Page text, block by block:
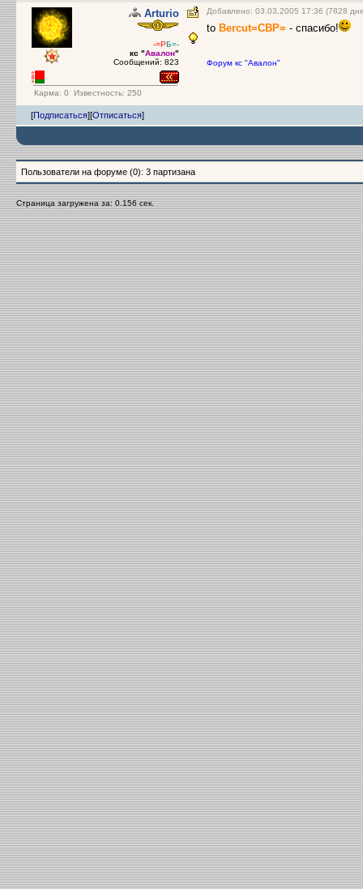
Arturio
-=РБ=-
кс "Авалон"
Сообщений: 823
Карма: 0 Известность: 250
Добавлено: 03.03.2005 17:36 (7828
to Bercut=CBP= - спасибо!
Форум кс "Авалон"
[Подписаться][Отписаться]
Пользователи на форуме (0): 3 партизана
Страница загружена за: 0.156 сек.